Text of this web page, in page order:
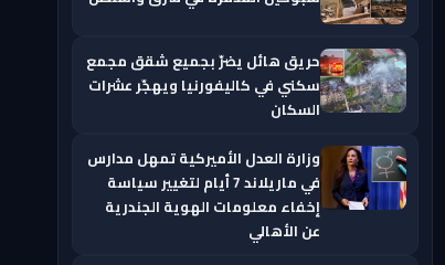
حريق هائل يضرّ بجميع شقق مجمع
سكني في كاليفورنيا ويهجّر عشرات
السكان
وزارة العدل الأميركية تمهل مدارس
في ماريلاند 7 أيام لتغيير سياسة
إخفاء معلومات الهوية الجندرية
عن الأهالي